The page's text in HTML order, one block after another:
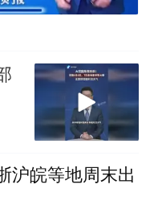
沪皖等地周末出